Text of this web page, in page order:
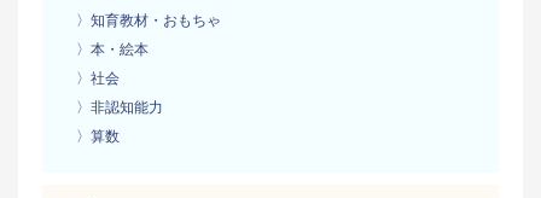
〉知育教材・おもちゃ
〉本・絵本
〉社会
〉非認知能力
〉算数